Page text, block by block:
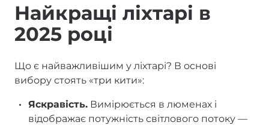
Найкращі ліхтарі в
2025 році
Що є найважливішим у ліхтарі? В основі
вибору стоять «три кити»:
Яскравість. Вимірюється в люменах і
відображає потужність світлового потоку —